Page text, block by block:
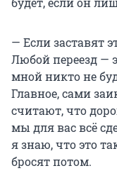
— Если заставят
Любой переезд —
мной никто не
Главное, сами
считают, что
мы для вас всё
я знаю, что это
бросят потом.